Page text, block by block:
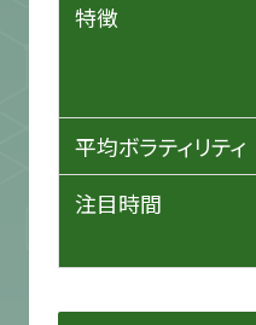
特徴
平均ボラティリティ
注目時間